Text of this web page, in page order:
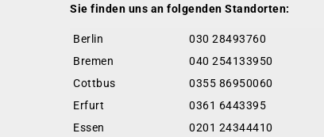
Sie finden uns an folgenden Standorten:
Berlin
030 28493760
Bremen
040 254133950
Cottbus
0355 86950060
Erfurt
0361 6443395
Essen
0201 24344410